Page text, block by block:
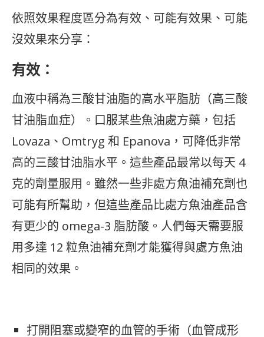
依照效果程度區分為有效、可能有效果、可能
沒效果來分享：
有效：
血液中稱為三酸甘油脂的高水平脂肪（高三酸
甘油脂血症）。口服某些魚油處方藥，包括
Lovaza、Omtryg 和 Epanova，可降低非常
高的三酸甘油脂水平。這些產品最常以每天 4
克的劑量服用。雖然一些非處方魚油補充劑也
可能有所幫助，但這些產品比處方魚油產品含
有更少的 omega-3 脂肪酸。人們每天需要服
用多達 12 粒魚油補充劑才能獲得與處方魚油
相同的效果。
打開阻塞或變窄的血管的手術（血管成形